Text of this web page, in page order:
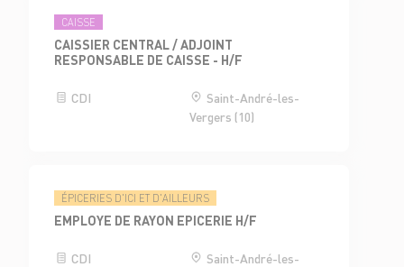
CAISSE
CAISSIER CENTRAL / ADJOINT
RESPONSABLE DE CAISSE - H/F
CDI
Saint-André-les-
Vergers (10)
ÉPICERIES D'ICI ET D'AILLEURS
EMPLOYE DE RAYON EPICERIE H/F
CDI
Saint-André-les-